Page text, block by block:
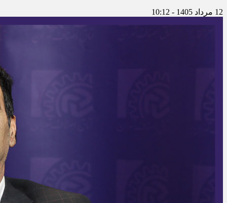
12 مرداد 1405 - 10:12